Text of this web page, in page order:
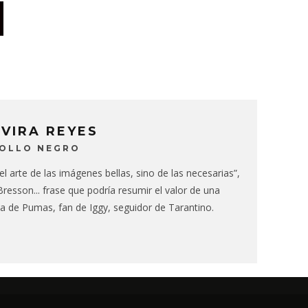
REYES
NEGRO
arte de las imágenes bellas, sino de las necesarias”,
frase que podría resumir el valor de una
de Pumas, fan de Iggy, seguidor de Tarantino.